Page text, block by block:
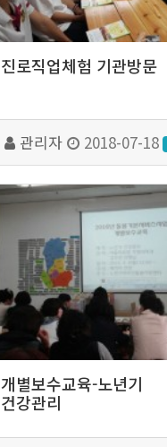
진로직업체험 기관방문
관리자 2018-07-18
개별보수교육-노년기
건강관리